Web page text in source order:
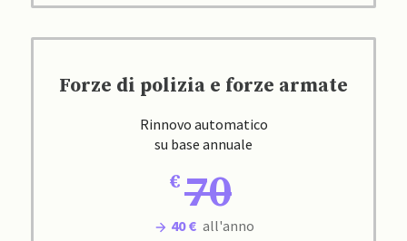
Forze di polizia e forze armate
Rinnovo automatico
su base annuale
70
40 € all'anno